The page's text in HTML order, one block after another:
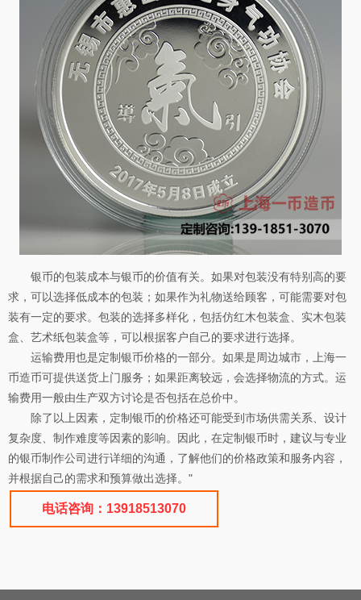
银币的包装成本与银币的价值有关。如果对包装没有特别高的要
求，可以选择低成本的包装；如果作为礼物送给顾客，可能需要对包
装有一定的要求。包装的选择多样化，包括仿红木包装盒、实木包装
盒、艺术纸包装盒等，可以根据客户自己的要求进行选择。
运输费用也是定制银币价格的一部分。如果是周边城市，上海一
币造币可提供送货上门服务；如果距离较远，会选择物流的方式。运
输费用一般由生产双方讨论是否包括在总价中。
除了以上因素，定制银币的价格还可能受到市场供需关系、设计
复杂度、制作难度等因素的影响。因此，在定制银币时，建议与专业
的银币制作公司进行详细的沟通，了解他们的价格政策和服务内容，
并根据自己的需求和预算做出选择。"
电话咨询：13918513070